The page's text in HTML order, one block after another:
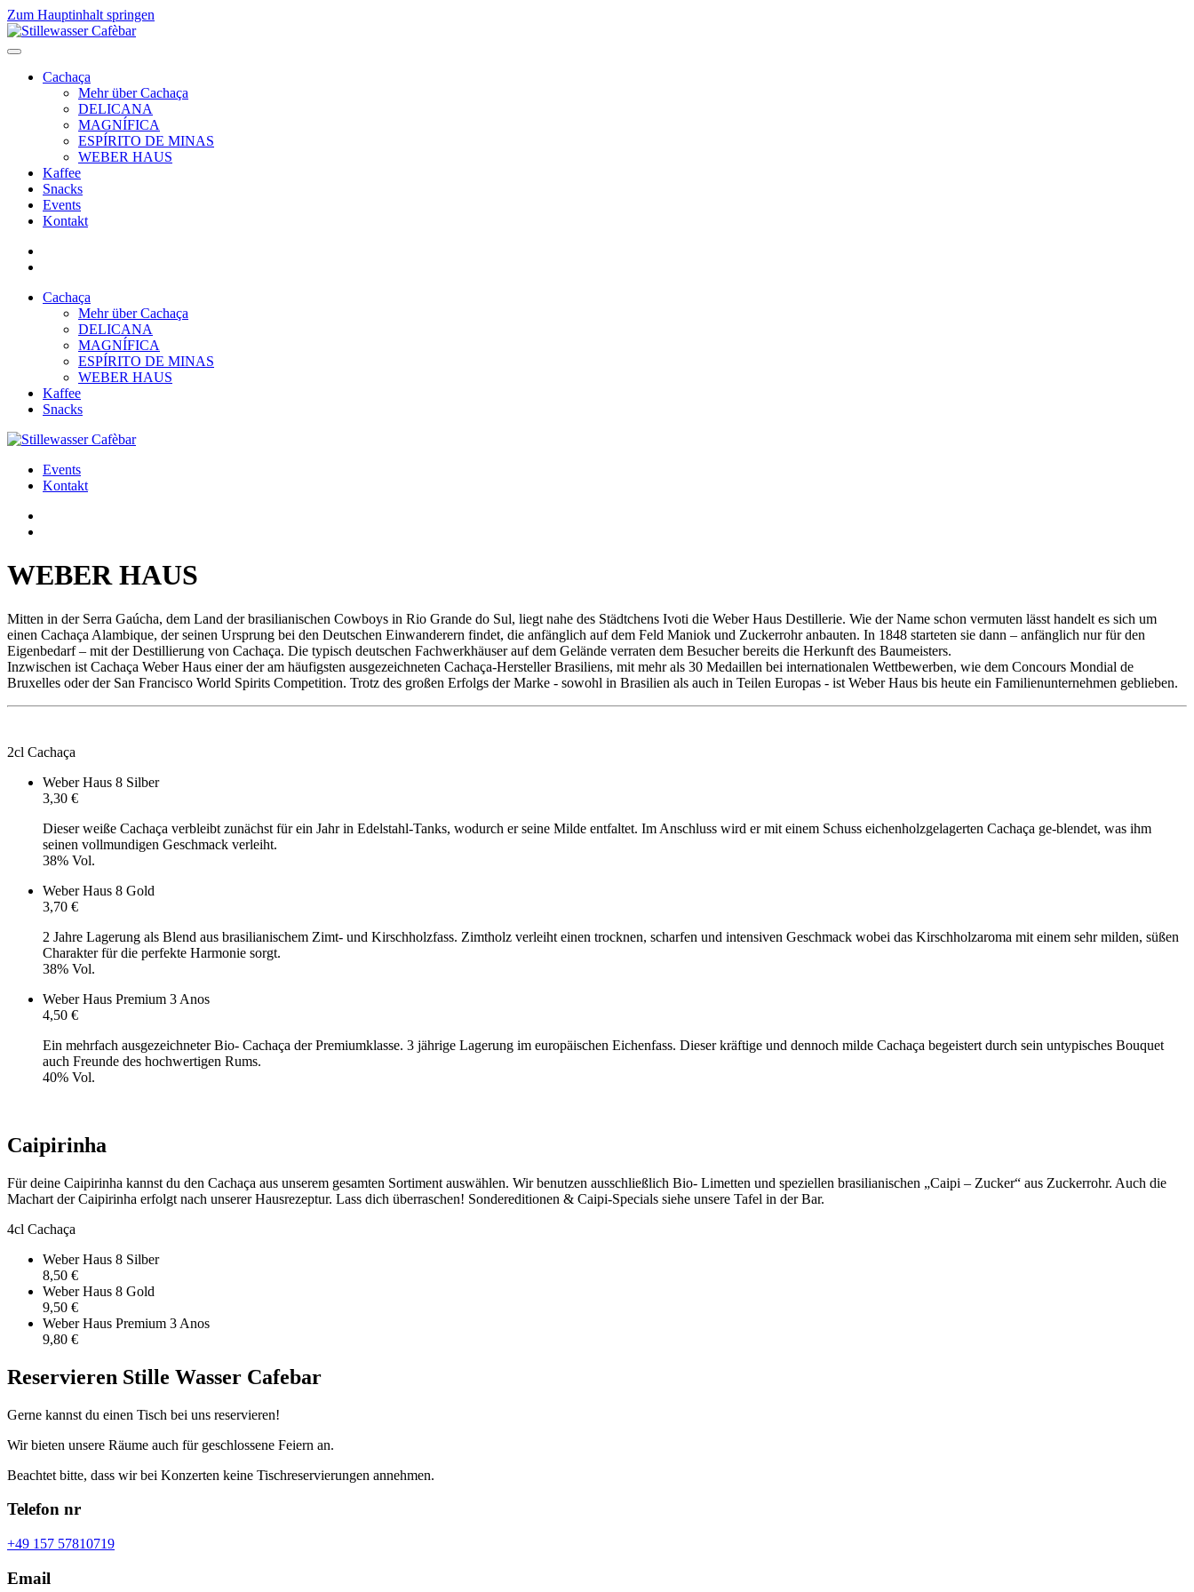
Zum Hauptinhalt springen
Cachaça
Mehr über Cachaça
DELICANA
MAGNÍFICA
ESPÍRITO DE MINAS
WEBER HAUS
Kaffee
Snacks
Events
Kontakt
Cachaça
Mehr über Cachaça
DELICANA
MAGNÍFICA
ESPÍRITO DE MINAS
WEBER HAUS
Kaffee
Snacks
Events
Kontakt
WEBER HAUS
Mitten in der Serra Gaúcha, dem Land der brasilianischen Cowboys in Rio Grande do Sul, liegt nahe des Städtchens Ivoti die Weber Haus Destillerie. Wie der Name schon vermuten lässt handelt es sich um
einen Cachaça Alambique, der seinen Ursprung bei den Deutschen Einwanderern findet, die anfänglich auf dem Feld Maniok und Zuckerrohr anbauten. In 1848 starteten sie dann – anfänglich nur für den
Eigenbedarf – mit der Destillierung von Cachaça. Die typisch deutschen Fachwerkhäuser auf dem Gelände verraten dem Besucher bereits die Herkunft des Baumeisters.
Inzwischen ist Cachaça Weber Haus einer der am häufigsten ausgezeichneten Cachaça-Hersteller Brasiliens, mit mehr als 30 Medaillen bei internationalen Wettbewerben, wie dem Concours Mondial de
Bruxelles oder der San Francisco World Spirits Competition. Trotz des großen Erfolgs der Marke - sowohl in Brasilien als auch in Teilen Europas - ist Weber Haus bis heute ein Familienunternehmen geblieben.
2cl Cachaça
Weber Haus 8 Silber
3,30 €
Dieser weiße Cachaça verbleibt zunächst für ein Jahr in Edelstahl-Tanks, wodurch er seine Milde entfaltet. Im Anschluss wird er mit einem Schuss eichenholzgelagerten Cachaça ge-blendet, was ihm
seinen vollmundigen Geschmack verleiht.
38% Vol.
Weber Haus 8 Gold
3,70 €
2 Jahre Lagerung als Blend aus brasilianischem Zimt- und Kirschholzfass. Zimtholz verleiht einen trocknen, scharfen und intensiven Geschmack wobei das Kirschholzaroma mit einem sehr milden, süßen
Charakter für die perfekte Harmonie sorgt.
38% Vol.
Weber Haus Premium 3 Anos
4,50 €
Ein mehrfach ausgezeichneter Bio- Cachaça der Premiumklasse. 3 jährige Lagerung im europäischen Eichenfass. Dieser kräftige und dennoch milde Cachaça begeistert durch sein untypisches Bouquet
auch Freunde des hochwertigen Rums.
40% Vol.
Caipirinha
Für deine Caipirinha kannst du den Cachaça aus unserem gesamten Sortiment auswählen. Wir benutzen ausschließlich Bio- Limetten und speziellen brasilianischen „Caipi – Zucker“ aus Zuckerrohr. Auch die
Machart der Caipirinha erfolgt nach unserer Hausrezeptur. Lass dich überraschen! Sondereditionen & Caipi-Specials siehe unsere Tafel in der Bar.
4cl Cachaça
Weber Haus 8 Silber
8,50 €
Weber Haus 8 Gold
9,50 €
Weber Haus Premium 3 Anos
9,80 €
Reservieren Stille Wasser Cafebar
Gerne kannst du einen Tisch bei uns reservieren!
Wir bieten unsere Räume auch für geschlossene Feiern an.
Beachtet bitte, dass wir bei Konzerten keine Tischreservierungen annehmen.
Telefon nr
+49 157 57810719
Email